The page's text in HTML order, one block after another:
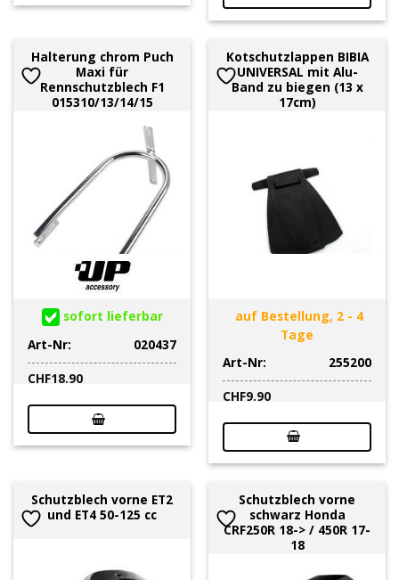
Halterung chrom Puch
Maxi für
Rennschutzblech F1
015310/13/14/15
sofort lieferbar
Art-Nr:
020437
CHF18.90
Kotschutzlappen BIBIA
UNIVERSAL mit Alu-
Band zu biegen (13 x
17cm)
auf Bestellung, 2 - 4
Tage
Art-Nr:
255200
CHF9.90
Schutzblech vorne ET2
und ET4 50-125 cc
Schutzblech vorne
schwarz Honda
CRF250R 18-> / 450R 17-
18